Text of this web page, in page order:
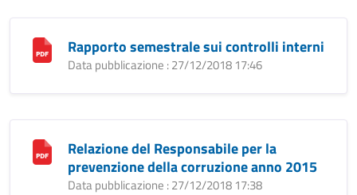
Rapporto semestrale sui controlli interni
Data pubblicazione : 27/12/2018 17:46
Relazione del Responsabile per la
prevenzione della corruzione anno 2015
Data pubblicazione : 27/12/2018 17:38